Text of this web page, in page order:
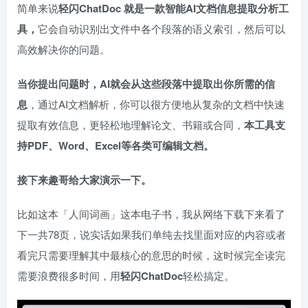
简单来说轻闪ChatDoc 就是一款智能AI文档信息提取分析工
具， 它会自动识别出文件中各个段落的语义索引，然后可以
高效解决你的问题。
当你提出问题时，AI就会从这些段落中提取出你所需的信
息 ，通过AI文档解析，你可以很方便地从复杂的文档中快速
提取有效信息，更轻松地理解论文、书籍或合同， 本工具支
持PDF、Word、Excel等各类可编辑文档。
接下来趣哥给大家演示一下。
比如这本「人间词画」这本电子书，我从网络下载下来看了
下一共78页，说实话如果我们单纯去找里面对应的内容或者
看完只需要理解其中最核心的意思的时候，这时候完全读完
需要浪费很多时间，用轻闪ChatDoc轻松搞定。